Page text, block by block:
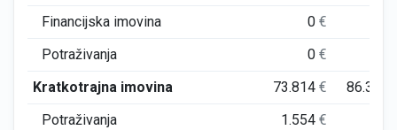
Financijska imovina
0€
Potraživanja
0€
Kratkotrajna imovina
73.814€ 86.383
Potraživanja
1.554€